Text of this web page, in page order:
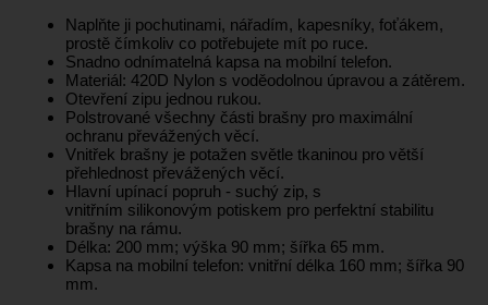
Naplňte ji pochutinami, nářadím, kapesníky, foťákem,
prostě čímkoliv co potřebujete mít po ruce.
Snadno odnímatelná kapsa na mobilní telefon.
Materiál: 420D Nylon s voděodolnou úpravou a zátěrem.
Otevření zipu jednou rukou.
Polstrované všechny části brašny pro maximální
ochranu převážených věcí.
Vnitřek brašny je potažen světle tkaninou pro větší
přehlednost převážených věcí.
Hlavní upínací popruh - suchý zip, s
vnitřním silikonovým potiskem pro perfektní stabilitu
brašny na rámu.
Délka: 200 mm; výška 90 mm; šířka 65 mm.
Kapsa na mobilní telefon: vnitřní délka 160 mm; šířka 90
mm.